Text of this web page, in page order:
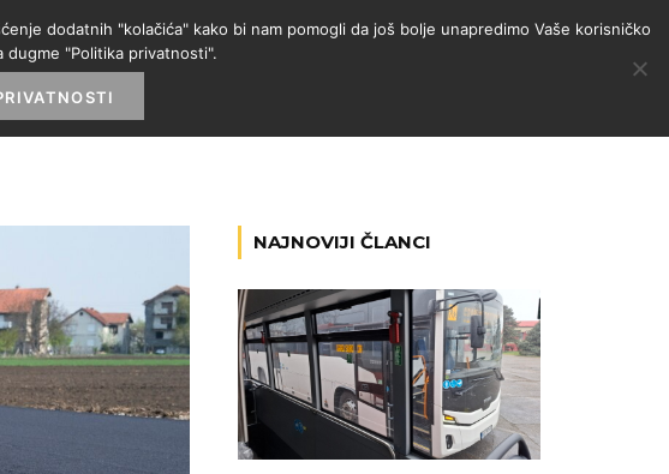
KATEGORIJE
NAJNOVIJI ČLANCI
dodatnih "kolačića" kako bi nam pomogli da još bolje unapredimo Vaše korisničko
dugme "Politika privatnosti".